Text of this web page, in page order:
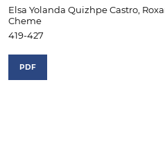
Elsa Yolanda Quizhpe Castro,
Cheme
419-427
PDF